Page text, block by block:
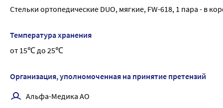
«косточек» и появление натоптышей
Подходят для закрытой обуви с каблуком до 5 см
поперечный и продольный своды стопы; -
повышает устойчивость при стоянии и ходьбе; -
Стельки ортопедические DUO, мягкие, FW-618, 1 пара - в
Температура хранения
от 15℃ до 25℃
Организация, уполномоченная на принятие претензий
Альфа-Медика АО